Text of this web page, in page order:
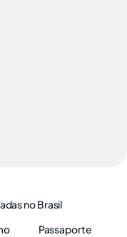
no Brasil
Passaporte